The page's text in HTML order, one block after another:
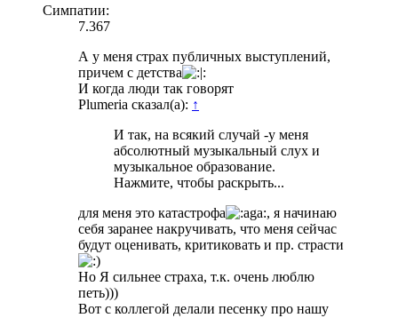
Симпатии:
7.367
А у меня страх публичных выступлений,
причем с детства
И когда люди так говорят
Plumeria сказал(а): ↑
И так, на всякий случай -у меня
абсолютный музыкальный слух и
музыкальное образование.
Нажмите, чтобы раскрыть...
для меня это катастрофа
, я начинаю
себя заранее накручивать, что меня сейчас
будут оценивать, критиковать и пр. страсти
Но Я сильнее страха, т.к. очень люблю
петь)))
Вот с коллегой делали песенку про нашу